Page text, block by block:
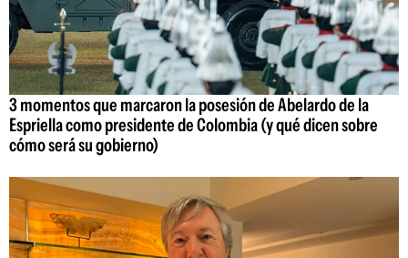
3 momentos que marcaron la posesión de Abelardo de la
Espriella como presidente de Colombia (y qué dicen sobre
cómo será su gobierno)